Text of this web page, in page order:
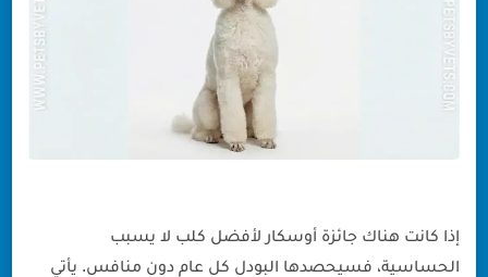
إذا كانت هناك جائزة أوسكار لأفضل كلب لا يسبب
الحساسية، فسيحصدها البودل كل عام دون منافس. يأتي